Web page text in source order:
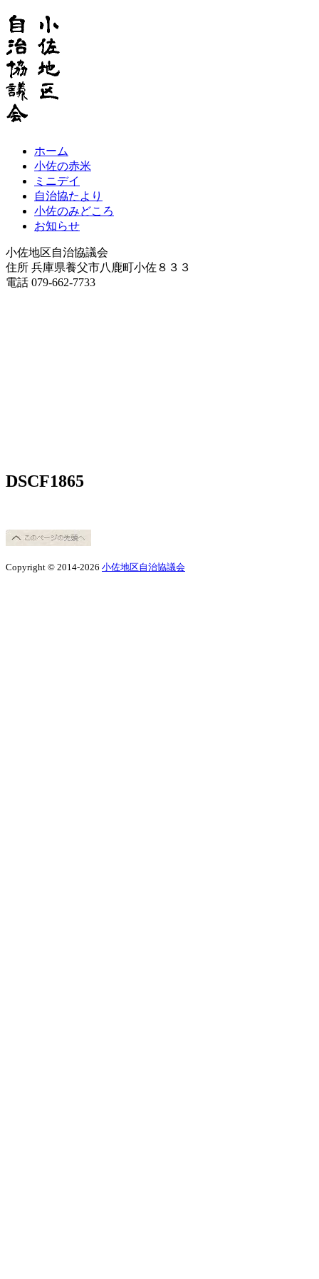
ホーム
小佐の赤米
ミニデイ
自治協たより
小佐のみどころ
お知らせ
小佐地区自治協議会
住所 兵庫県養父市八鹿町小佐８３３
電話 079-662-7733
DSCF1865
Copyright © 2014-2026 小佐地区自治協議会